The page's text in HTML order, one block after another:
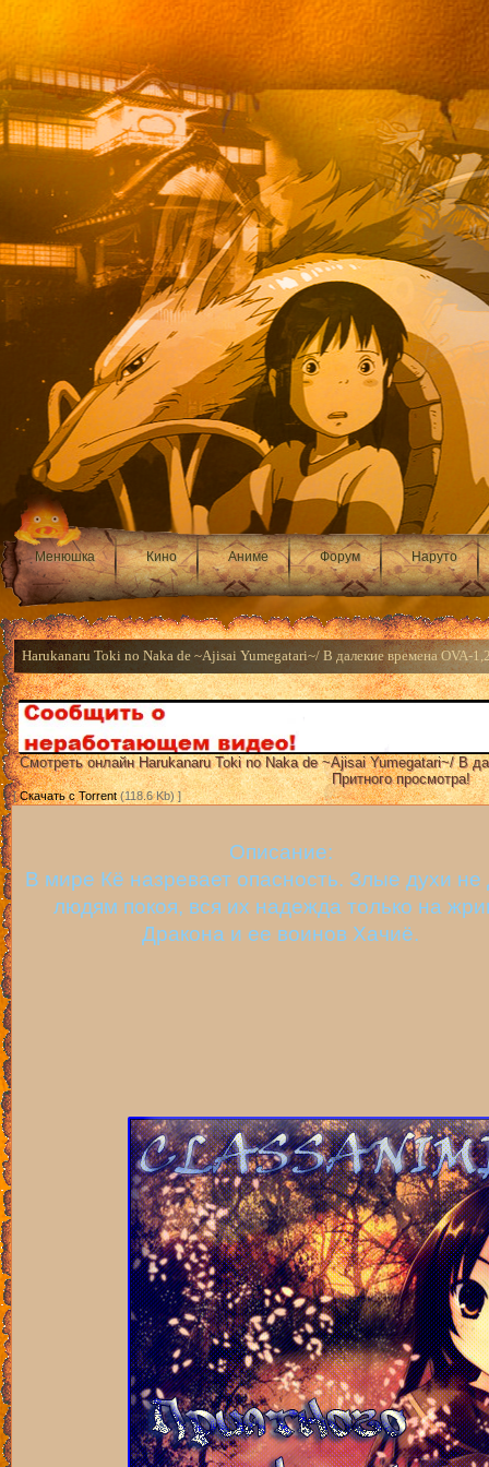
Менюшка Кино Аниме Форум Наруто
Harukanaru Toki no Naka de ~Ajisai Yumegatari~/ В далекие времена OVA-
Смотреть онлайн Harukanaru Toki no Naka de ~Ajisai Yumegatari~/ В
Притного просмотра!
[Скачать с Torrent(118.6 Kb) ]
Описание:
В мире Кё назревает опасность. Злые духи не
людям покоя, вся их надежда только на
Дракона и ее воинов Хачиё.